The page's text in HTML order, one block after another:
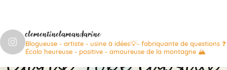
clementinelamandarine
Blogueuse - artiste - usine à idées💡- fabriquante de questions ❓
Écolo heureuse - positive - amoureuse de la montagne 🏔️